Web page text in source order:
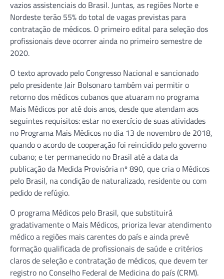
vazios assistenciais do Brasil. Juntas, as regiões Norte e
Nordeste terão 55% do total de vagas previstas para
contratação de médicos. O primeiro edital para seleção dos
profissionais deve ocorrer ainda no primeiro semestre de
2020.
O texto aprovado pelo Congresso Nacional e sancionado
pelo presidente Jair Bolsonaro também vai permitir o
retorno dos médicos cubanos que atuaram no programa
Mais Médicos por até dois anos, desde que atendam aos
seguintes requisitos: estar no exercício de suas atividades
no Programa Mais Médicos no dia 13 de novembro de 2018,
quando o acordo de cooperação foi reincidido pelo governo
cubano; e ter permanecido no Brasil até a data da
publicação da Medida Provisória nº 890, que cria o Médicos
pelo Brasil, na condição de naturalizado, residente ou com
pedido de refúgio.
O programa Médicos pelo Brasil, que substituirá
gradativamente o Mais Médicos, prioriza levar atendimento
médico a regiões mais carentes do país e ainda prevê
formação qualificada de profissionais de saúde e critérios
claros de seleção e contratação de médicos, que devem ter
registro no Conselho Federal de Medicina do país (CRM).